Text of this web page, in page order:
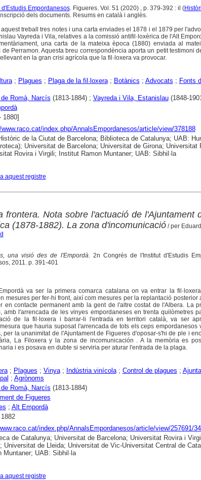
Empordanesos. Figueres. Vol. 51 (2020) , p. 379-392 : il (
dels documents. Resums en català i anglès.
treball tres notes i una carta enviades el 1878 i el 1879 per
Vayreda i Vila, relatives a la comissió antifil·loxèrica de l'Alt
una carta de la mateixa època (1880) enviada al
de Perramon. Aquesta breu correspondència aporta un petit testimoni
en la gran crisi agrícola que la fil·loxera va provocar.
; Plagues ; Plaga de la fil·loxera; Botànics ; Advocats ; Fonts
de Romà, Narcís (1813-1884) ; Vayreda i Vila, Estanislau(1848-
1880]
index.php/AnnalsEmpordanesos/article/view/378188
de la Ciutat de Barcelona; Biblioteca de Catalunya; UAB:
Universitat de Barcelona; Universitat de Girona; Universitat
Rovira i Virgili; Institut Ramon Muntaner; UAB: Sibhil·la
aquest registre
frontera. Nota sobre l'actuació de l'Ajuntament
(1878-1882). La zona d'incomunicació/ per
una visió des de l'Empordà . 2n Congrés de l'Institut d'Estudis
2011. p. 391-401
va ser la primera comarca catalana on va entrar la
mesures per fer-hi front, així com mesures per la replantació posterior
en contacte permanent amb la gent de l'altre costat de l'Albera. La
amb l'arrencada de les vinyes empordaneses en trenta quilòmetres
de la fil·loxera i barrar-li l'entrada en territori català, va ser
que hauria suposat l'arrencada de tots els ceps empordanesos
per la unanimitat de l'Ajuntament de Figueres d'oposar-s'hi de ple i
La Filoxera y la zona de incomunicación . A la memòria es
i es posava en dubte si serviria per aturar l'entrada de la plaga.
; Plagues ; Vinya; Indústria vinícola; Control de plagues ;
; Agrònoms
Romà, Narcís (1813-1884)
de Figueres
; Alt Empordà
index.php/AnnalsEmpordanesos/article/view/257691/
de Catalunya; Universitat de Barcelona; Universitat Rovira i
Universitat de Lleida; Universitat de Vic-Universitat Central de
Muntaner; UAB: Sibhil·la
aquest registre